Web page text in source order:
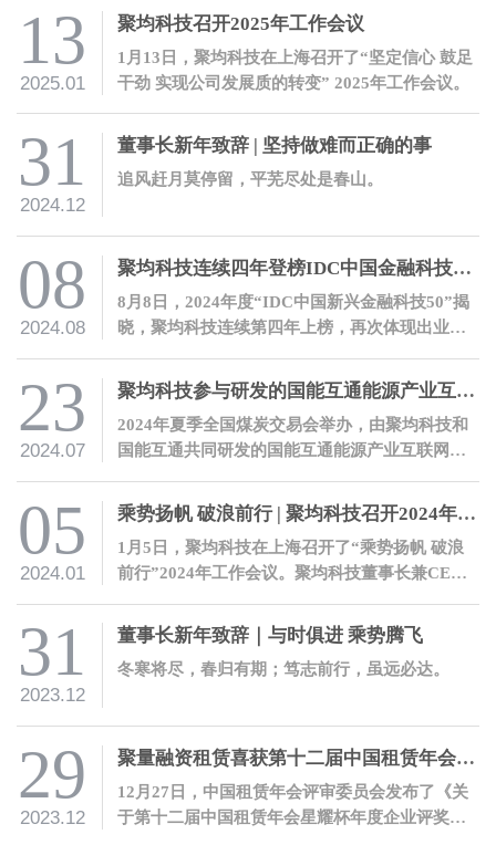
13
2025.01
聚均科技召开2025年工作会议
1月13日，聚均科技在上海召开了“坚定信心 鼓足
干劲 实现公司发展质的转变” 2025年工作会议。
31
2024.12
董事长新年致辞 | 坚持做难而正确的事
追风赶月莫停留，平芜尽处是春山。
08
2024.08
聚均科技连续四年登榜IDC中国金融科技榜单
8月8日，2024年度“IDC中国新兴金融科技50”揭
晓，聚均科技连续第四年上榜，再次体现出业界
23
2024.07
聚均科技参与研发的国能互通能源产业互联网平台正式发布
2024年夏季全国煤炭交易会举办，由聚均科技和
国能互通共同研发的国能互通能源产业互联网平
05
2024.01
乘势扬帆 破浪前行 | 聚均科技召开2024年工作会议
1月5日，聚均科技在上海召开了“乘势扬帆 破浪
前行”2024年工作会议。聚均科技董事长兼CEO
31
2023.12
董事长新年致辞｜与时俱进 乘势腾飞
冬寒将尽，春归有期；笃志前行，虽远必达。
29
2023.12
聚量融资租赁喜获第十二届中国租赁年会星耀杯“年度繁星奖”
12月27日，中国租赁年会评审委员会发布了《关
于第十二届中国租赁年会星耀杯年度企业评奖结